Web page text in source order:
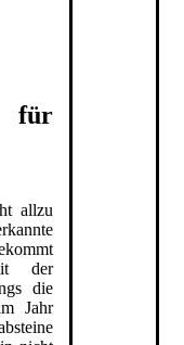
für
allzu
der
die
Jahr